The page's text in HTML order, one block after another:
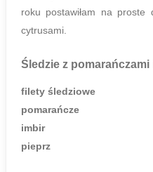
roku postawiłam na proste
cytrusami.
Śledzie z pomarańczami
filety śledziowe
pomarańcze
imbir
pieprz